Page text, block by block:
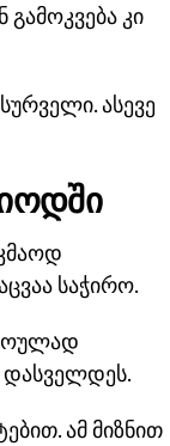
კი
ასევე
საჭირო.
ამ მიზნით